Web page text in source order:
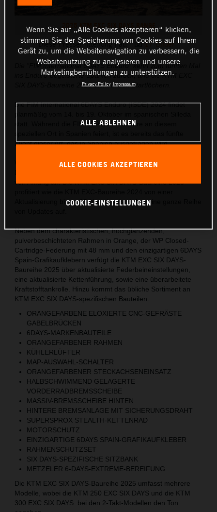
2025 KTM EXC SIX DAYS RANGE
Diese Pressemitteilung hat: 17 Bilder
Die "FIM International 6DAYS Enduro" kehrt zum fünften Mal
ins Enduro-begeisterte Spanien zurück, und die KTM EXC
SIX DAYS-Baureihe 2025 steht in den Startlöchern.
Die FIM International 6DAYS Enduro (ISDE) 2024 findet
statt. Während die FIM 6DAYS® Premiere an diesem
Event dieser Art, das in Spanien ausgetragen wird.
Wie die FIM 6DAYS®, so verspricht auch die KTM EXC SIX
von Anfang an. Die KTM EXC SIX DAYS-Baureihe 2025
Aktualisierung bis zu 95 % und weist daher eine ganze Reihe
Neben dem charakteristischen, hochglänzenden,
pulverbeschichteten Rahmen in Orange, der WP Closed-
Cartridge-Federung mit 48 mm und den einzigartigen 6DAYS
Spain-Grafikaufklebern verfügt die KTM EXC SIX DAYS-
Baureihe 2025 über aktualisierte Federbeineinstellungen,
eine aktualisierte Kettenführung, sowie eine überarbeitete
Kraftstofftankrolle. Hinzu kommt das übliche Sortiment an
KTM EXC SIX DAYS-spezifischen Bauteilen.
ORANGEFARBENE ELOXIERTE CNC-GEFRÄSTE
GABELBRÜCKEN
6DAYS-MARKENBAUTEILE
ORANGEFARBENER RAHMEN
KÜHLERLÜFTER
MAP-AUSWAHL-SCHALTER
ORANGEFARBENER STECKACHSENEINSATZ
HALBSCHWIMMEND GELAGERTE
VORDERRADBREMSSCHEIBE
MASSIV-BREMSSCHEIBE HINTEN
HINTERE BREMSANLAGE MIT SICHERUNGSDRAHT
SUPERSPROX STEALTH-KETTENRAD
MOTORSCHUTZ
EINZIGARTIGE 6DAYS SPAIN-GRAFIKAUFKLEBER
RAHMENSCHUTZSET
SIX DAYS-SPEZIFISCHE SITZBANK
METZELER 6-DAYS-EXTREME-BEREIFUNG
Die KTM EXC SIX DAYS-Baureihe 2025 umfasst mehrere
Modelle, wobei die KTM 250 EXC SIX DAYS und die KTM
300 EXC SIX DAYS bei den 2-Takt-Modellen den Ton
Wenn Sie auf „Alle Cookies akzeptieren“ klicken,
stimmen Sie der Speicherung von Cookies auf Ihrem
Gerät zu, um die Websitenavigation zu verbessern, die
Websitenutzung zu analysieren und unsere
Marketingbemühungen zu unterstützen.
Privacy Policy Impressum
ALLE ABLEHNEN
ALLE COOKIES AKZEPTIEREN
COOKIE-EINSTELLUNGEN